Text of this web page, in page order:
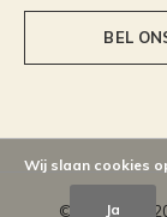
BEL
© Copyright
Wij slaan cookies
Ja